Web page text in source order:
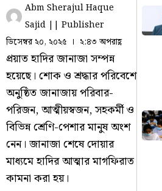
Abm Sherajul Haque
Sajid || Publisher
ডিসেম্বর ২০, ২০২৫
২:৪৩ অপরাহ্ণ
প্রয়াত হাদির জানাজা সম্পন্ন
হয়েছে। শোক ও শ্রদ্ধার পরিবেশে
অনুষ্ঠিত জানাজায় পরিবার-
পরিজন, আত্মীয়স্বজন, সহকর্মী ও
বিভিন্ন শ্রেণি-পেশার মানুষ অংশ
নেন। জানাজা শেষে দোয়ার
মাধ্যমে হাদির আত্মার মাগফিরাত
কামনা করা হয়।